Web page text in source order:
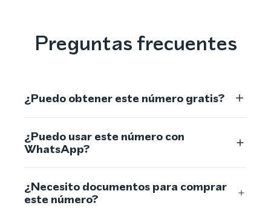
Preguntas frecuentes
¿Puedo obtener este número gratis?
¿Puedo usar este número con
WhatsApp?
¿Necesito documentos para comprar
este número?